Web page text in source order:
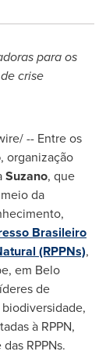
para os
crise
-- Entre os
, organização
Suzano, que
da
Brasileiro
(RPPNs),
em Belo
de
à RPPN,
RPPNs.